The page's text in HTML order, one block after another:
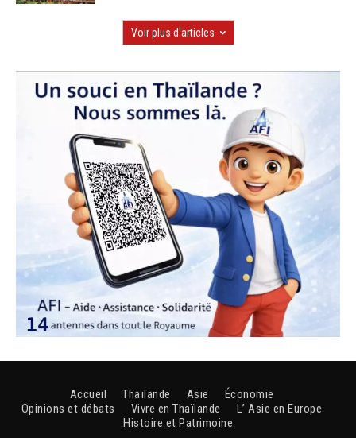
Voir plus d'articles
Accueil Thaïlande Asie
Économie
Opinions et débats
Vivre en Thaïlande
L’ Asie en Europe
Histoire et Patrimoine